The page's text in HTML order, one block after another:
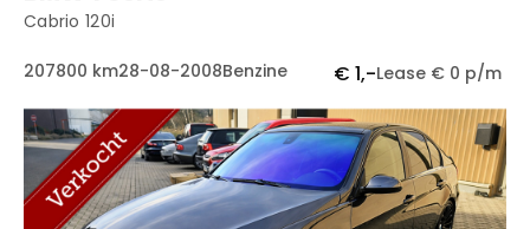
Cabrio 120i
207800 km28-08-2008Benzine € 1,-Lease € 0 p/m